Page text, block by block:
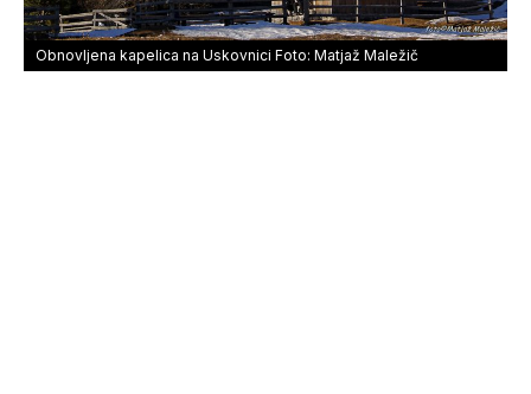
Obnovljena kapelica na Uskovnici Foto: Matjaž Maležič